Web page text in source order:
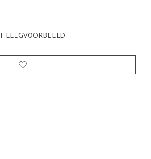
is
LEEGVOORBEELD